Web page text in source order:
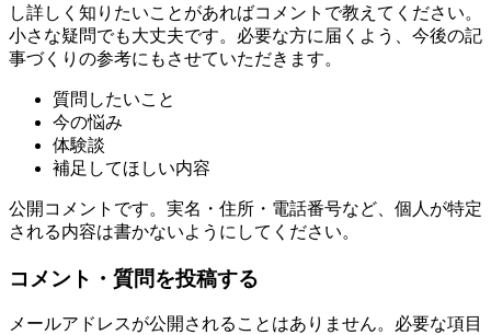
し詳しく知りたいことがあればコメントで教えてください。
小さな疑問でも大丈夫です。必要な方に届くよう、今後の記
事づくりの参考にもさせていただきます。
質問したいこと
今の悩み
体験談
補足してほしい内容
公開コメントです。実名・住所・電話番号など、個人が特定
される内容は書かないようにしてください。
コメント・質問を投稿する
メールアドレスが公開されることはありません。必要な項目